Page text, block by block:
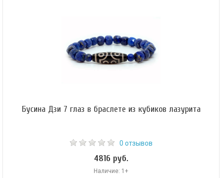
Бусина Дзи 7 глаз в браслете из кубиков лазурита
0 отзывов
4816 руб.
Наличие: 1+